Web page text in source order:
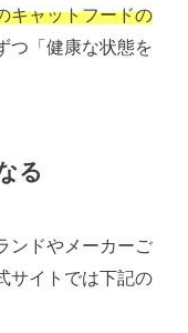
キャットフードの
つ「健康な状態を
る
ンドやメーカーご
サイトでは下記の